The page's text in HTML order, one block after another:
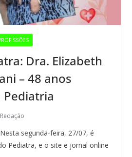
Dra. Elizabeth
– 48 anos
Pediatria
Redação
segunda-feira, 27/07, é
Pediatra, e o site e jornal online